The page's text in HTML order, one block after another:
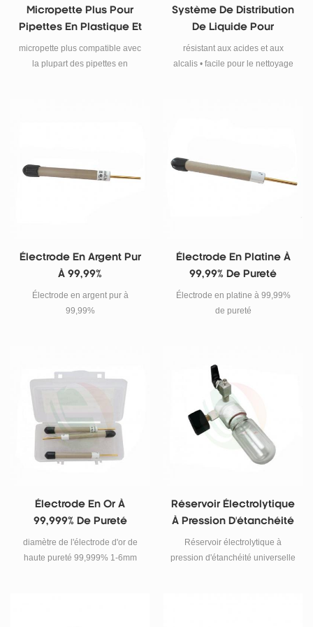
Micropette Plus Pour
Pipettes En Plastique Et
En Verre De 0,1 À 100 Ml
micropette plus compatible avec
la plupart des pipettes en
Système De Distribution
De Liquide Pour
Laboratoire
résistant aux acides et aux
alcalis • facile pour le nettoyage
Électrode En Argent Pur
À 99,99%
Électrode en argent pur à
99,99%
Électrode En Platine À
99,99% De Pureté
Électrode en platine à 99,99%
de pureté
Électrode En Or À
99,999% De Pureté
diamètre de l'électrode d'or de
haute pureté 99,999% 1-6mm
Réservoir Électrolytique
À Pression D'étanchéité
Universelle
Réservoir électrolytique à
pression d'étanchéité universelle